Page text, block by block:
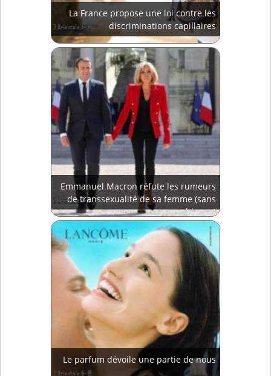
La France propose une loi contre les
discriminations capillaires
Emmanuel Macron réfute les rumeurs
de transsexualité de sa femme (sans
blague)
Le parfum dévoile une partie de nous